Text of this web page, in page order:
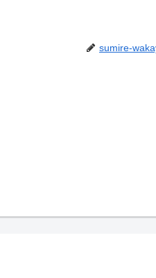
sumire-